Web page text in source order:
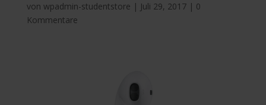
von wpadmin-studentstore | Juli 29, 2017| 0
Kommentare